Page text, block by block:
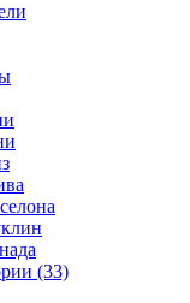
(33)